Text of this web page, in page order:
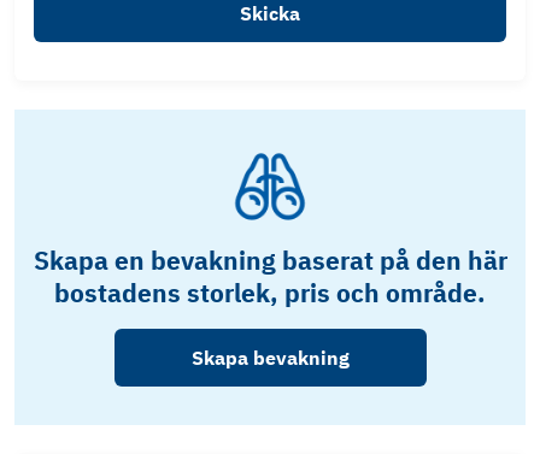
Skicka
Skapa en bevakning baserat på den här
bostadens storlek, pris och område.
Skapa bevakning